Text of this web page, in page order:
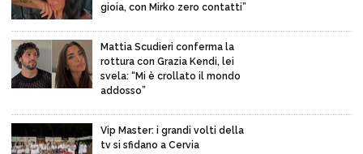
gioia, con Mirko zero contatti”
Mattia Scudieri conferma la
rottura con Grazia Kendi, lei
svela: “Mi è crollato il mondo
addosso”
Vip Master: i grandi volti della
tv si sfidano a Cervia